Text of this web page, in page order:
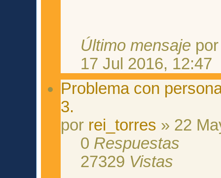
Último mensaje
17 Jul 2016, 12:47
Problema con
3.
por rei_torres » 22
0 Respuestas
27329 Vistas